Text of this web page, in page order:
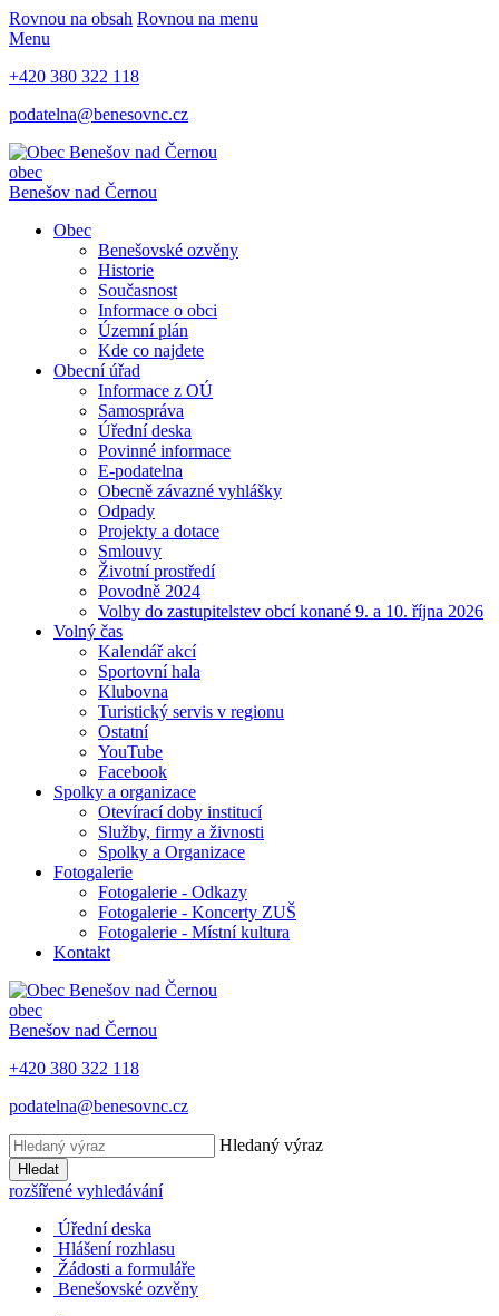
Rovnou na obsah Rovnou na menu
Menu
+420 380 322 118
podatelna@benesovnc.cz
obec
Benešov nad Černou
Obec
Benešovské ozvěny
Historie
Současnost
Informace o obci
Územní plán
Kde co najdete
Obecní úřad
Informace z OÚ
Samospráva
Úřední deska
Povinné informace
E-podatelna
Obecně závazné vyhlášky
Odpady
Projekty a dotace
Smlouvy
Životní prostředí
Povodně 2024
Volby do zastupitelstev obcí konané 9. a 10. října 2026
Volný čas
Kalendář akcí
Sportovní hala
Klubovna
Turistický servis v regionu
Ostatní
YouTube
Facebook
Spolky a organizace
Otevírací doby institucí
Služby, firmy a živnosti
Spolky a Organizace
Fotogalerie
Fotogalerie - Odkazy
Fotogalerie - Koncerty ZUŠ
Fotogalerie - Místní kultura
Kontakt
obec
Benešov nad Černou
+420 380 322 118
podatelna@benesovnc.cz
Hledaný výraz
Hledat
rozšířené vyhledávání
Úřední deska
Hlášení rozhlasu
Žádosti a formuláře
Benešovské ozvěny